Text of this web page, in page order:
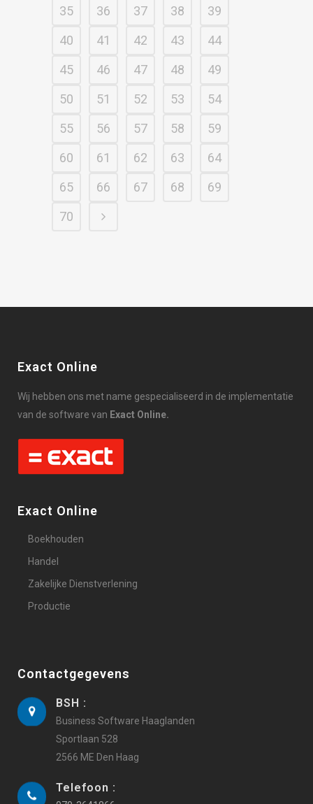
35
36 37 38
39
40
41 42 43
44
45
46 47 48
49
50
51 52 53
54
55
56 57 58
59
60
61 62 63
64
65
66 67 68
69
70
Exact Online
Wij hebben ons met name gespecialiseerd in de implementatie
van de software van Exact Online.
Exact Online
Boekhouden
Handel
Zakelijke Dienstverlening
Productie
Contactgegevens
BSH :
Business Software Haaglanden
Sportlaan 528
2566 ME Den Haag
Telefoon :